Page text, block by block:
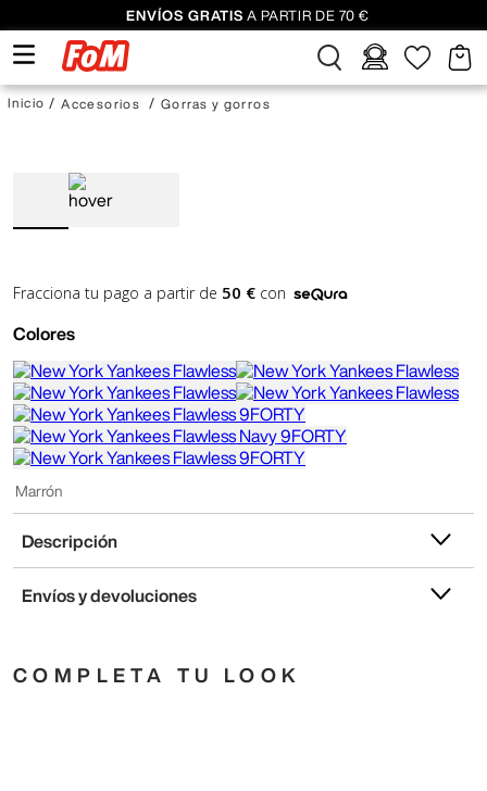
ENVÍOS GRATIS A PARTIR DE 70 €
Accesorios Gorras y gorros
Fracciona tu pago a partir de 50 € con
Colores
Marrón
Descripción
Envíos y devoluciones
COMPLETA TU LOOK